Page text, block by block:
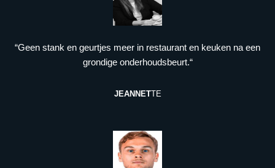
“Geen stank en geurtjes meer in restaurant en keuken na een
grondige onderhoudsbeurt.“
JEANNETTE